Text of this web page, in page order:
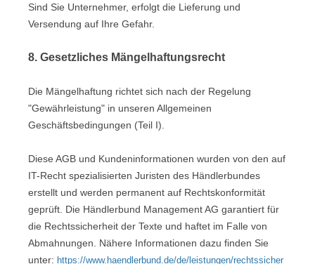
Sind Sie Unternehmer, erfolgt die Lieferung und
Versendung auf Ihre Gefahr.
8. Gesetzliches Mängelhaftungsrecht
Die Mängelhaftung richtet sich nach der Regelung
"Gewährleistung" in unseren Allgemeinen
Geschäftsbedingungen (Teil I).
Diese AGB und Kundeninformationen wurden von den auf
IT-Recht spezialisierten Juristen des Händlerbundes
erstellt und werden permanent auf Rechtskonformität
geprüft. Die Händlerbund Management AG garantiert für
die Rechtssicherheit der Texte und haftet im Falle von
Abmahnungen. Nähere Informationen dazu finden Sie
unter: https://www.haendlerbund.de/de/leistungen/rechtssicher